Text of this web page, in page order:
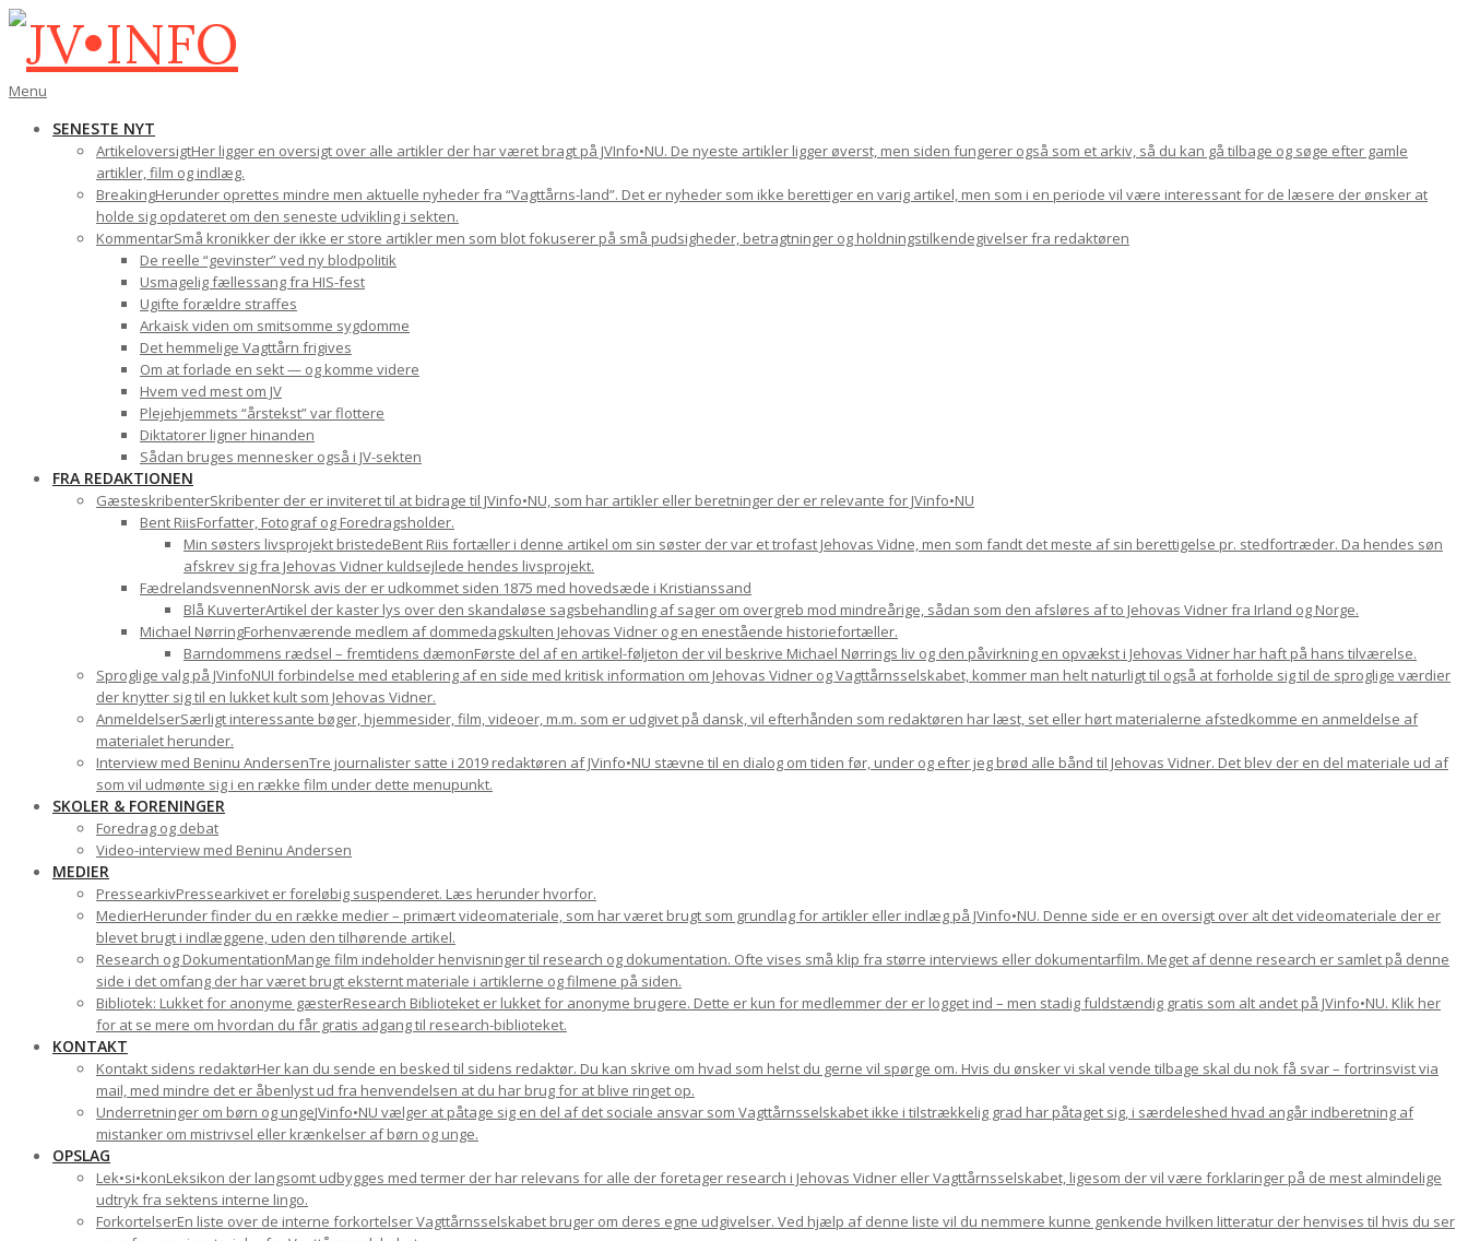
Gå
indhold
JV•INFO
Den
navigations-
Menu
SENESTE NYT
ArtikeloversigtHer ligger en oversigt over alle artikler der har været bragt på JVInfo•NU. De nyeste artikler ligger øverst, men siden fungerer også som et arkiv, så du kan gå tilbage og søge efter gamle
artikler, film og indlæg.
BreakingHerunder oprettes mindre men aktuelle nyheder fra “Vagttårns-land”. Det er nyheder som ikke berettiger en varig artikel, men som i en periode vil være interessant for de læsere der ønsker at
holde sig opdateret om den seneste udvikling i sekten.
KommentarSmå kronikker der ikke er store artikler men som blot fokuserer på små pudsigheder, betragtninger og holdningstilkendegivelser fra redaktøren
De reelle “gevinster” ved ny blodpolitik
Usmagelig fællessang fra HIS-fest
Ugifte forældre straffes
Arkaisk viden om smitsomme sygdomme
Det hemmelige Vagttårn frigives
Om at forlade en sekt — og komme videre
Hvem ved mest om JV
Plejehjemmets “årstekst” var flottere
Diktatorer ligner hinanden
Sådan bruges mennesker også i JV-sekten
FRA REDAKTIONEN
GæsteskribenterSkribenter der er inviteret til at bidrage til JVinfo•NU, som har artikler eller beretninger der er relevante for JVinfo•NU
Bent RiisForfatter, Fotograf og Foredragsholder.
Min søsters livsprojekt bristedeBent Riis fortæller i denne artikel om sin søster der var et trofast Jehovas Vidne, men som fandt det meste af sin berettigelse pr. stedfortræder. Da hendes søn
afskrev sig fra Jehovas Vidner kuldsejlede hendes livsprojekt.
FædrelandsvennenNorsk avis der er udkommet siden 1875 med hovedsæde i Kristianssand
Blå KuverterArtikel der kaster lys over den skandaløse sagsbehandling af sager om overgreb mod mindreårige, sådan som den afsløres af to Jehovas Vidner fra Irland og Norge.
Michael NørringForhenværende medlem af dommedagskulten Jehovas Vidner og en enestående historiefortæller.
Barndommens rædsel – fremtidens dæmonFørste del af en artikel-føljeton der vil beskrive Michael Nørrings liv og den påvirkning en opvækst i Jehovas Vidner har haft på hans tilværelse.
Sproglige valg på JVinfoNUI forbindelse med etablering af en side med kritisk information om Jehovas Vidner og Vagttårnsselskabet, kommer man helt naturligt til også at forholde sig til de sproglige værdier
der knytter sig til en lukket kult som Jehovas Vidner.
AnmeldelserSærligt interessante bøger, hjemmesider, film, videoer, m.m. som er udgivet på dansk, vil efterhånden som redaktøren har læst, set eller hørt materialerne afstedkomme en anmeldelse af
materialet herunder.
Interview med Beninu AndersenTre journalister satte i 2019 redaktøren af JVinfo•NU stævne til en dialog om tiden før, under og efter jeg brød alle bånd til Jehovas Vidner. Det blev der en del materiale ud af
som vil udmønte sig i en række film under dette menupunkt.
SKOLER & FORENINGER
Foredrag og debat
Video-interview med Beninu Andersen
MEDIER
PressearkivPressearkivet er foreløbig suspenderet. Læs herunder hvorfor.
MedierHerunder finder du en række medier – primært videomateriale, som har været brugt som grundlag for artikler eller indlæg på JVinfo•NU. Denne side er en oversigt over alt det videomateriale der er
blevet brugt i indlæggene, uden den tilhørende artikel.
Research og DokumentationMange film indeholder henvisninger til research og dokumentation. Ofte vises små klip fra større interviews eller dokumentarfilm. Meget af denne research er samlet på denne
side i det omfang der har været brugt eksternt materiale i artiklerne og filmene på siden.
Bibliotek: Lukket for anonyme gæsterResearch Biblioteket er lukket for anonyme brugere. Dette er kun for medlemmer der er logget ind – men stadig fuldstændig gratis som alt andet på JVinfo•NU. Klik her
for at se mere om hvordan du får gratis adgang til research-biblioteket.
KONTAKT
Kontakt sidens redaktørHer kan du sende en besked til sidens redaktør. Du kan skrive om hvad som helst du gerne vil spørge om. Hvis du ønsker vi skal vende tilbage skal du nok få svar – fortrinsvist via
mail, med mindre det er åbenlyst ud fra henvendelsen at du har brug for at blive ringet op.
Underretninger om børn og ungeJVinfo•NU vælger at påtage sig en del af det sociale ansvar som Vagttårnsselskabet ikke i tilstrækkelig grad har påtaget sig, i særdeleshed hvad angår indberetning af
mistanker om mistrivsel eller krænkelser af børn og unge.
OPSLAG
Lek•si•konLeksikon der langsomt udbygges med termer der har relevans for alle der foretager research i Jehovas Vidner eller Vagttårnsselskabet, ligesom der vil være forklaringer på de mest almindelige
udtryk fra sektens interne lingo.
ForkortelserEn liste over de interne forkortelser Vagttårnsselskabet bruger om deres egne udgivelser. Ved hjælp af denne liste vil du nemmere kunne genkende hvilken litteratur der henvises til hvis du ser